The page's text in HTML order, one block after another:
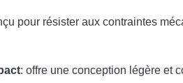
pour résister aux contraintes
: offre une conception légère et